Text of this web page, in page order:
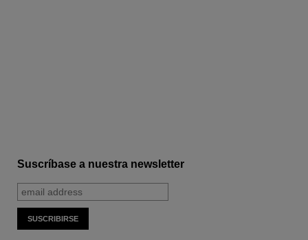
Suscríbase a nuestra newsletter